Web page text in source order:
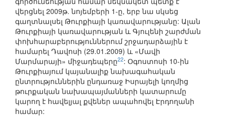
վերցնել 2009թ. նոյեմբերի 1-ը, երբ նա սկսեց
գաղտնալսել Թուրքիայի կառավարությանը: Ալան
Թուրքիայի կառավարության և Գյուլենի շարժման
փոխհարաբերություններում շրջադարձային է
համարել Դավոսի (29.01.2009) և «Մավի
Մարմարայի» միջադեպերը22: Օգոստոսի 10-ին
Թուրքիայում կայանալիք նախագահական
ընտրություններին ընդառաջ Իսրայելի կողմից
թուրքական նախապայմանների կատարումը
կարող է հավելյալ քվեներ ապահովել Էրդողանի
համար: